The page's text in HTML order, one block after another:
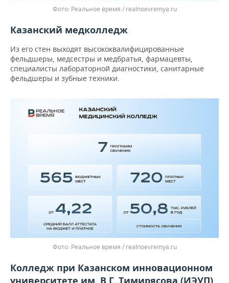
Реальное время / realnoevremya.ru
Казанский медколледж
Из его стен выходят высококвалифицированные
фельдшеры, медсестры и медбратья, фармацевты,
специалисты лабораторной диагностики, санитарные
фельдшеры и зубные техники.
Реальное время / realnoevremya.ru
Колледж при Казанском инновационном